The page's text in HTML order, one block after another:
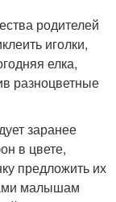
родителей
иголки,
елка,
разноцветные
заранее
в цвете,
предложить их
малышам